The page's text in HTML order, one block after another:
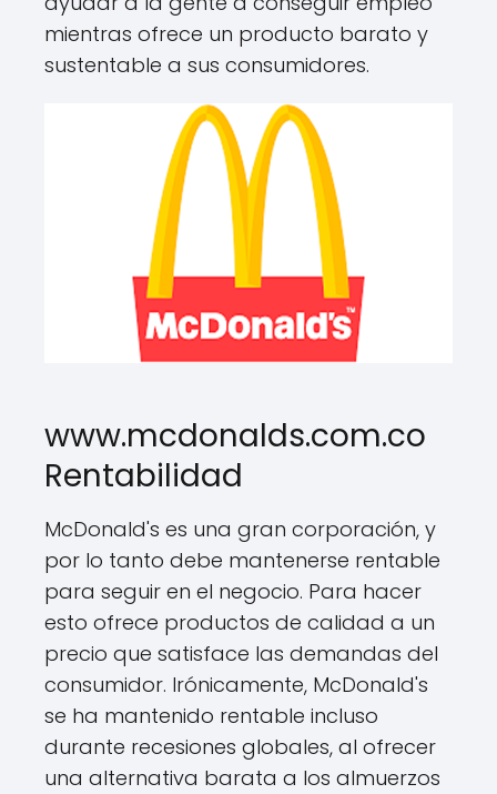
mientras ofrece un producto barato y
sustentable a sus consumidores.
www.mcdonalds.com.co
Rentabilidad
McDonald's es una gran corporación, y
por lo tanto debe mantenerse rentable
para seguir en el negocio. Para hacer
esto ofrece productos de calidad a un
precio que satisface las demandas del
consumidor. Irónicamente, McDonald's
se ha mantenido rentable incluso
durante recesiones globales, al ofrecer
una alternativa barata a los almuerzos